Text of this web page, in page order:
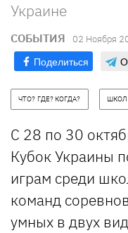
Украине
СОБЫТИЯ 02 Ноября
Поделиться
ЧТО? ГДЕ? КОГДА?
С 28 по 30
Кубок Украины
играм среди
команд
умных в двух